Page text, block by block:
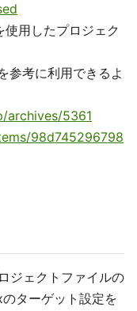
用したプロジェク
参考に利用できるよ
archives/5361
98d745296798
ジェクトファイルの
ターゲット設定を